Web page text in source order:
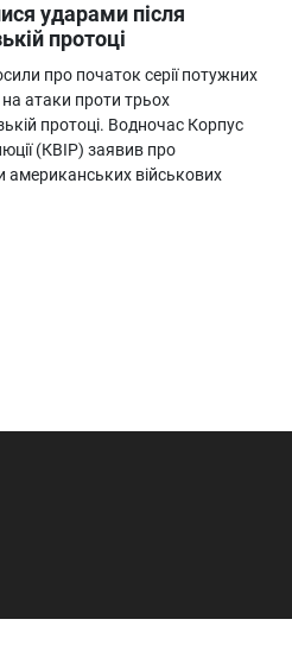
ударами після
протоці
про початок серії потужних
на атаки проти трьох
протоці. Водночас Корпус
(КВІР) заявив про
військових